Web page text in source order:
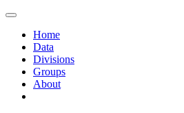
Home
Data
Divisions
Groups
About